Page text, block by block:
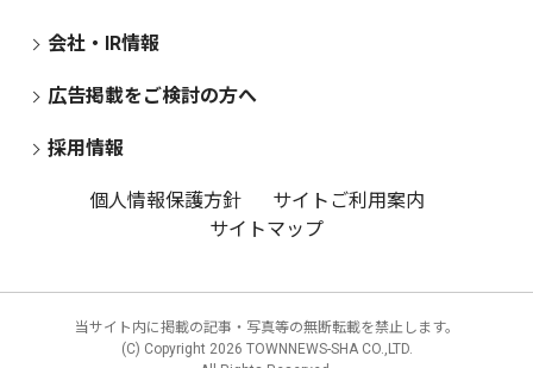
会社・IR情報
広告掲載をご検討の方へ
採用情報
個人情報保護方針
サイトご利用案内
サイトマップ
当サイト内に掲載の記事・写真等の無断転載を禁止します。
(C) Copyright 2026 TOWNNEWS-SHA CO.,LTD.